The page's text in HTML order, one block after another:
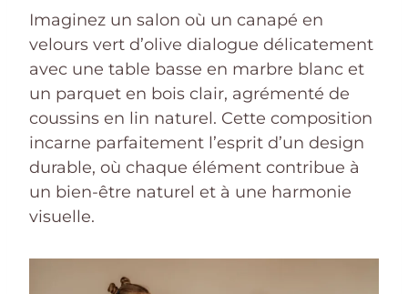
Imaginez un salon où un canapé en
velours vert d’olive dialogue délicatement
avec une table basse en marbre blanc et
un parquet en bois clair, agrémenté de
coussins en lin naturel. Cette composition
incarne parfaitement l’esprit d’un design
durable, où chaque élément contribue à
un bien-être naturel et à une harmonie
visuelle.